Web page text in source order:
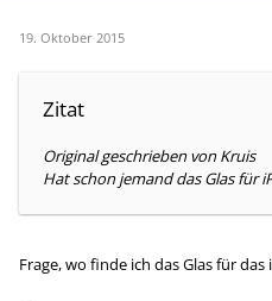
19. Oktober 2015
Zitat
Original geschrieben von Kruis
Hat schon jemand das Glas für
Frage, wo finde ich das Glas für